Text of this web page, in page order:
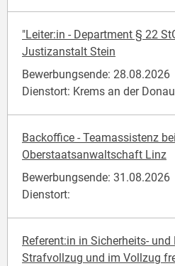
"Leiter:in - Department § 22
Justizanstalt Stein
Bewerbungsende: 28.08.2026
Dienstort: Krems an der Donau
Backoffice - Teamassistenz
Oberstaatsanwaltschaft Linz
Bewerbungsende: 31.08.2026
Dienstort:
Referent:in in Sicherheits-
Strafvollzug und im Vollzug